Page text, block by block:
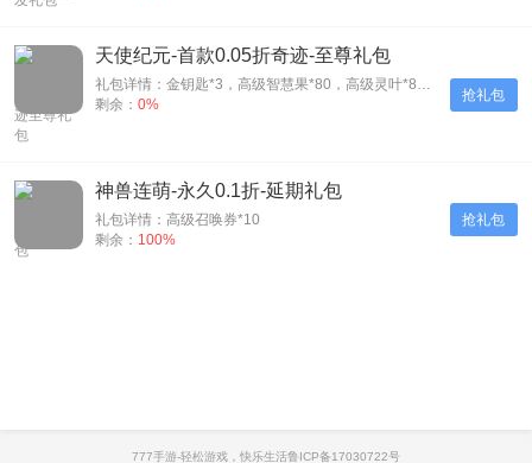
抢礼包
天使纪元-首款0.05折奇迹-至尊礼包
礼包详情：金钥匙*3，高级智慧果*80，高级灵叶*80，高级神源*80
剩余： 0%
抢礼包
神兽连萌-永久0.1折-延期礼包
礼包详情：高级召唤券*10
剩余： 100%
777手游-轻松游戏，快乐生活鲁ICP备17030722号